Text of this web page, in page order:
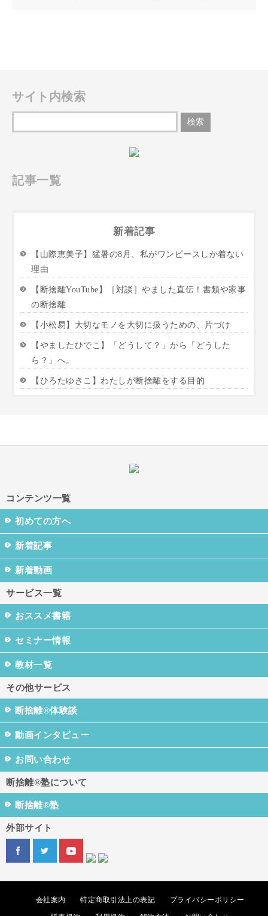
サイト内検索
記事一覧
新着記事
【山際恵美子】猛暑の8月、私がワンピースしか着ない
理由
【断捨離YouTube】［対談］やました直伝！書類や家事
の断捨離
【小松易】大切なモノを大切に扱うための、片づけ
【やましたひでこ】「どうして？」から「どうした
ら？」へ。
【ひろたゆきこ】わたしが断捨離をする目的
コンテンツ一覧
初めての方へ
新着記事
新着動画
サービス一覧
おススメ書籍
セミナー情報
教材一覧
その他サービス
断捨離®体験談
動画インタビュー
お問い合わせ
断捨離®塾について
断捨離®塾
外部サイト
会社案内 特定商取引法上の表記 プライバシーポリシー